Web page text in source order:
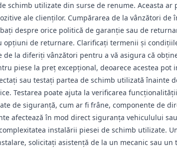
schimb utilizate din surse de renume. Aceasta
ale clienților. Cumpărarea de la vânzători
despre orice politică de garanție sau de
de returnare. Clarificați termenii și
la diferiți vânzători pentru a vă asigura că
piese la preț excepțional, deoarece acestea pot
sau testați partea de schimb utilizată
Testarea poate ajuta la verificarea
de siguranță, cum ar fi frâne, componente de
afectează în mod direct siguranța vehiculului
instalării piesei de schimb utilizate.
solicitați asistență de la un mecanic sau un